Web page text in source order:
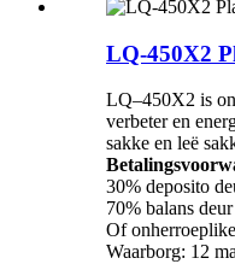
LQ-450X2
LQ–450X2 is
verbeter en
sakke en leë
30% deposito
70% balans
Of
Waarborg: 12